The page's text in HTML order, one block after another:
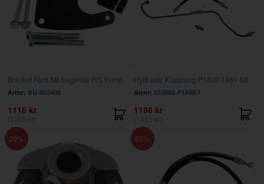
Bracket Ford SB Saginaw P/S Pump
Artnr: BU-802409
1116 kr
Hydr.satz Kupplung P1800 1961-68
Artnr: 653094-P18SET
1196 kr
20
20